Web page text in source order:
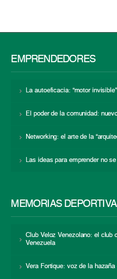
EMPRENDEDORES
La autoeficacia: “motor
El poder de la comunidad:
Networking: el arte de la
Las ideas para emprender no
MEMORIAS
Club Veloz Venezolano: el club
Venezuela
Vera Fortique: voz de la hazaña